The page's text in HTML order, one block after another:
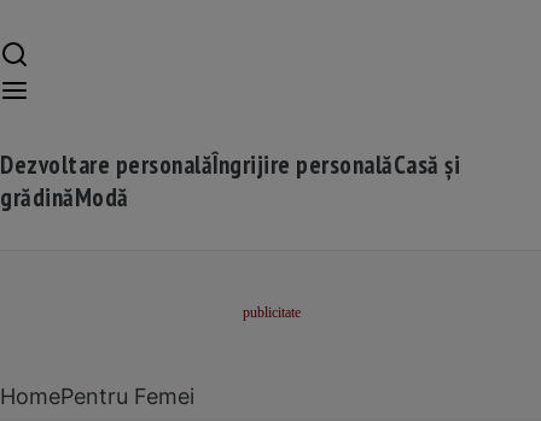
Dezvoltare personalăÎngrijire personalăCasă și
grădinăModă
HomePentru Femei